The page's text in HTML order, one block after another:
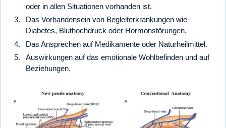
oder in allen Situationen vorhanden ist.
Das Vorhandensein von Begleiterkrankungen wie
Diabetes, Bluthochdruck oder Hormonstörungen.
Das Ansprechen auf Medikamente oder Naturheilmittel.
Auswirkungen auf das emotionale Wohlbefinden und auf
Beziehungen.